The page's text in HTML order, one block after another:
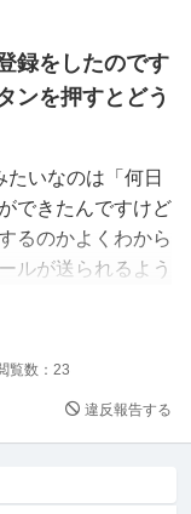
録をしたのです
ンを押すとどう
いなのは「何日
できたんですけど
るのかよくわから
ルが送られるよう
とどうなるのです
覧数： 23
違反報告する